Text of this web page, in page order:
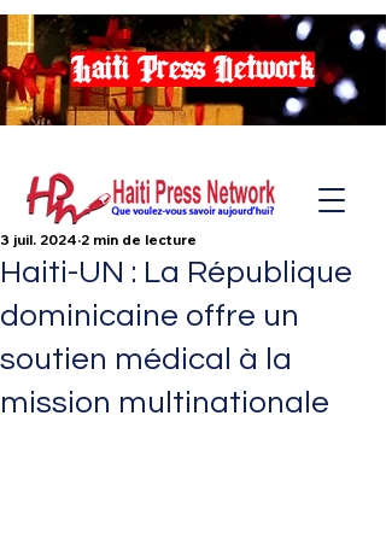
Haiti Press Network
Haiti-UN : La République
dominicaine offre un
soutien médical à la
mission multinationale
3 juil. 2024 2 min de lecture